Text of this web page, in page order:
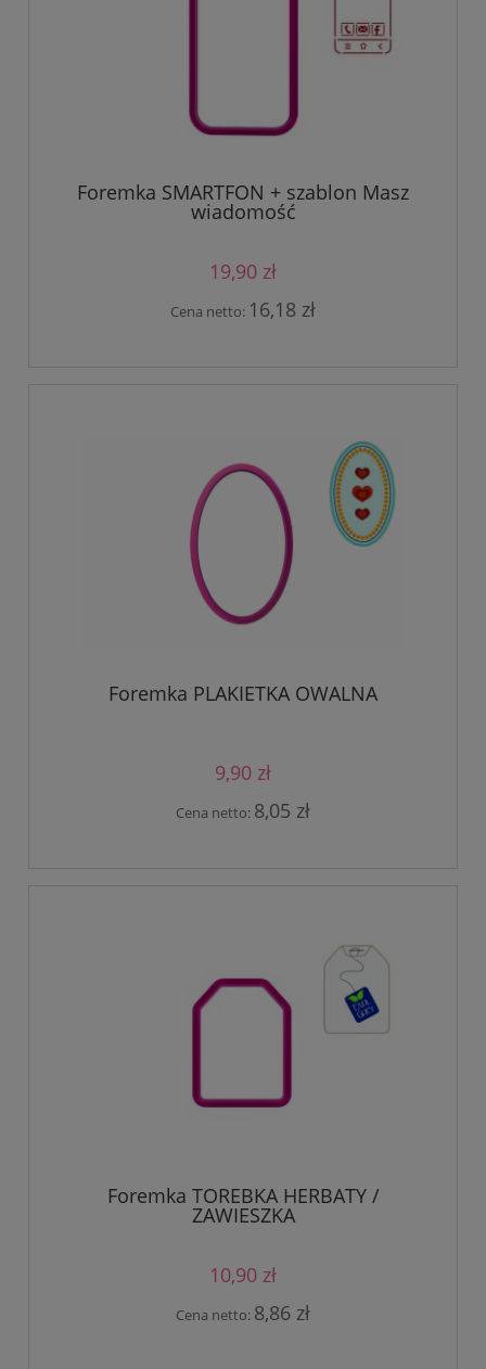
Foremka SMARTFON + szablon Masz
wiadomość
19,90 zł
Cena netto: 16,18 zł
Foremka PLAKIETKA OWALNA
9,90 zł
Cena netto: 8,05 zł
Foremka TOREBKA HERBATY /
ZAWIESZKA
10,90 zł
Cena netto: 8,86 zł